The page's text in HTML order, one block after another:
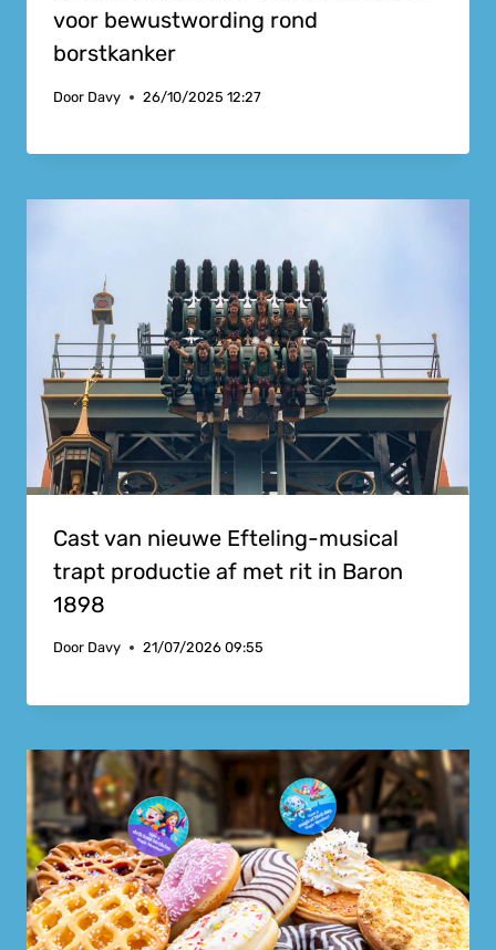
voor bewustwording rond
borstkanker
Door Davy 26/10/2025 12:27
Cast van nieuwe Efteling-musical
trapt productie af met rit in Baron
1898
Door Davy 21/07/2026 09:55